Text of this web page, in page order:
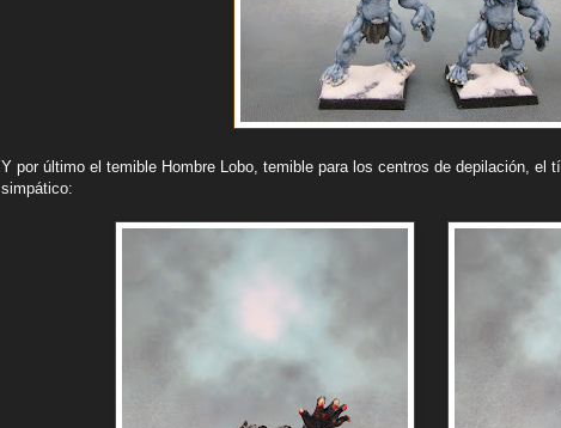
Y por último el temible Hombre Lobo, temible para los centros de depilación, el
simpático: